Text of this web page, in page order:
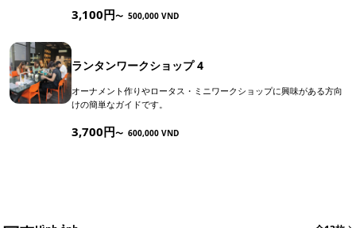
3,100円〜 500,000 VND
ランタンワークショップ 4
オーナメント作りやロータス・ミニワークショップに興味がある方向
けの簡単なガイドです。
3,700円〜 600,000 VND